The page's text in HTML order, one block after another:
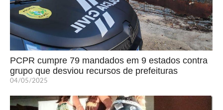
PCPR cumpre 79 mandados em 9 estados contra
grupo que desviou recursos de prefeituras
04/05/2025